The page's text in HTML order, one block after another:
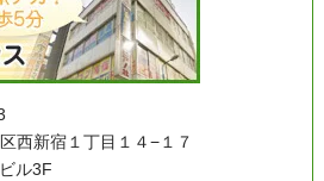
西新宿１丁目１４−１７
ル3F